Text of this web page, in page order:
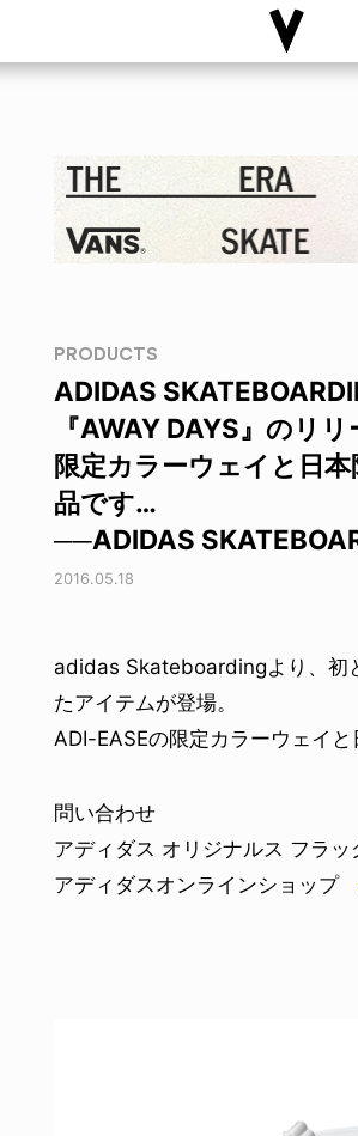
PRODUCTS
ADIDAS
『AWAY DAYS』のリ
限定カラーウェイと日
品です…
──ADIDAS
2016.05.18
adidas Skateboardingより、初
たアイテムが登場。
ADI-EASEの限定カラーウェイ
問い合わせ
アディダス オリジナルス フラ
アディダスオンラインショップ